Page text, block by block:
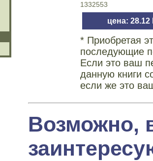
1332553
цена: 28.12
* Приобретая
последующие
Если это ваш
данную книги
если же это
Возможно,